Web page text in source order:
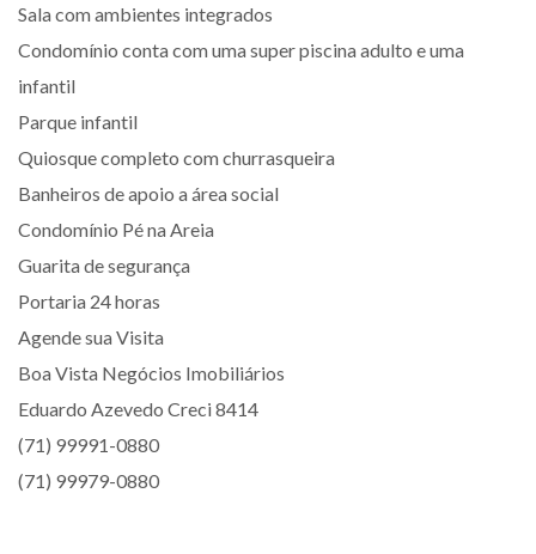
Sala com ambientes integrados
Condomínio conta com uma super piscina adulto e uma
infantil
Parque infantil
Quiosque completo com churrasqueira
Banheiros de apoio a área social
Condomínio Pé na Areia
Guarita de segurança
Portaria 24 horas
Agende sua Visita
Boa Vista Negócios Imobiliários
Eduardo Azevedo Creci 8414
(71) 99991-0880
(71) 99979-0880